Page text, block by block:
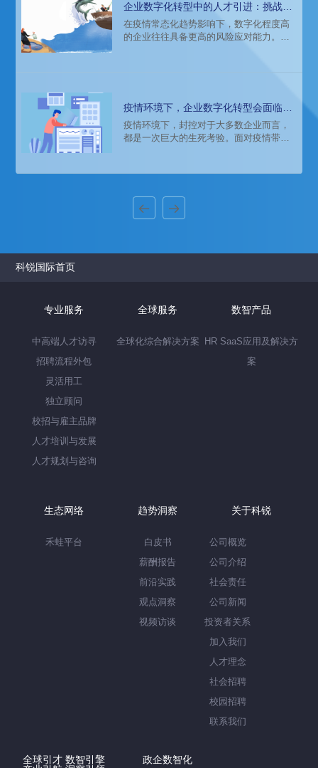
企业数字化转型中的人才引进：挑战、
对策与实践
在疫情常态化趋势影响下，数字化程度高
的企业往往具备更高的风险应对能力。科
疫情环境下，企业数字化转型会面临哪
些问题
疫情环境下，封控对于大多数企业而言，
都是一次巨大的生死考验。面对疫情带来
新的增长曲线，成为企业破除现实焦虑的
科锐国际首页
专业服务
中高端人才访寻
招聘流程外包
灵活用工
独立顾问
校招与雇主品牌
人才培训与发展
人才规划与咨询
全球服务
全球化综合解决方案
数智产品
HR SaaS应用及解决方
案
生态网络
禾蛙平台
趋势洞察
白皮书
薪酬报告
前沿实践
观点洞察
视频访谈
关于科锐
公司概览
公司介绍
社会责任
公司新闻
投资者关系
加入我们
人才理念
社会招聘
校园招聘
联系我们
全球引才 数智引擎
政企数智化